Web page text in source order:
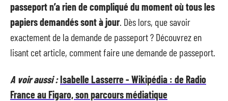
passeport n’a rien de compliqué du moment où tous les
papiers demandés sont à jour. Dès lors, que savoir
exactement de la demande de passeport ? Découvrez en
lisant cet article, comment faire une demande de passeport.
A voir aussi :Isabelle Lasserre - Wikipédia : de Radio
France au Figaro, son parcours médiatique